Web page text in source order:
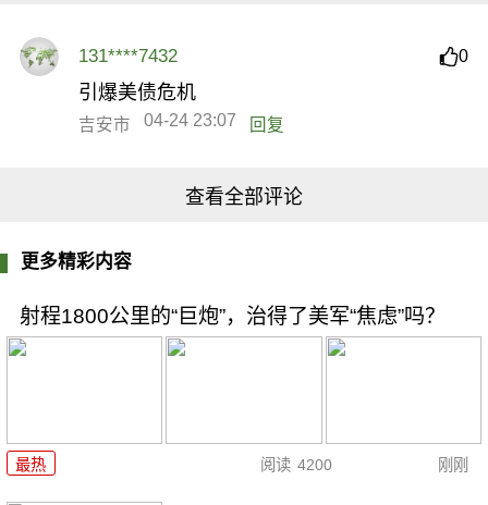
131****7432 0
引爆美债危机
吉安市 04-24 23:07 回复
查看全部评论
更多精彩内容
射程1800公里的“巨炮”，治得了美军“焦虑”吗？
最热 阅读 4200 刚刚